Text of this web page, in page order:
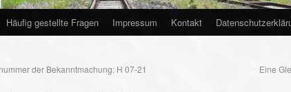
Häufig gestellte Fragen Impressum Kontakt
der Bekanntmachung: H 07-21 Eine